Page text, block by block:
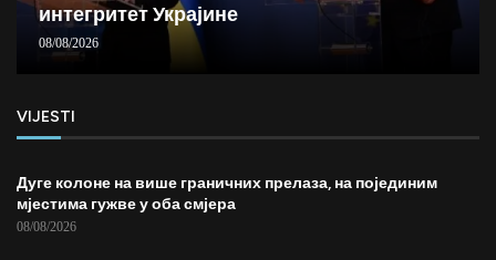
интегритет Украјине
08/08/2026
VIJESTI
Дуге колоне на више граничних прелаза, на појединим
мјестима гужве у оба смјера
08/08/2026